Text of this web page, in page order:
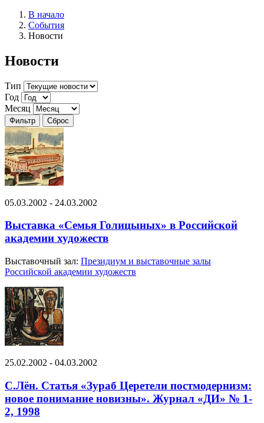
В начало
События
Новости
Новости
Тип
Год
Месяц
05.03.2002 - 24.03.2002
Выставка «Семья Голицыных» в Российской
академии художеств
Выставочный зал: Президиум и выставочные залы
Российской академии художеств
25.02.2002 - 04.03.2002
С.Лён. Статья «Зураб Церетели постмодернизм:
новое понимание новизны». Журнал «ДИ» № 1-
2, 1998